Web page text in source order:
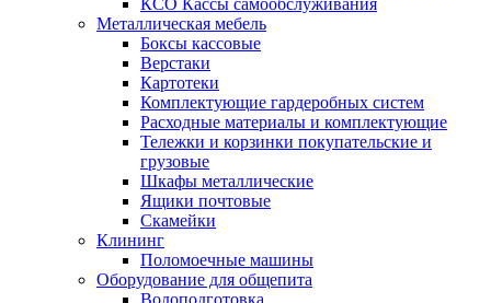
КСО Кассы самообслуживания
Металлическая мебель
Боксы кассовые
Верстаки
Картотеки
Комплектующие гардеробных систем
Расходные материалы и комплектующие
Тележки и корзинки покупательские и
грузовые
Шкафы металлические
Ящики почтовые
Скамейки
Клининг
Поломоечные машины
Оборудование для общепита
Водоподготовка